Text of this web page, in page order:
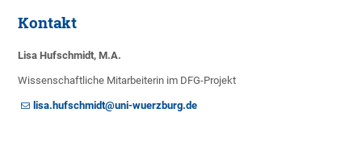
Kontakt
Lisa Hufschmidt, M.A.
Wissenschaftliche Mitarbeiterin im DFG-Projekt
lisa.hufschmidt@uni-wuerzburg.de